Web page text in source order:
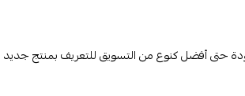
حتى أفضل كنوع من التسويق للتعريف بمنتج جديد